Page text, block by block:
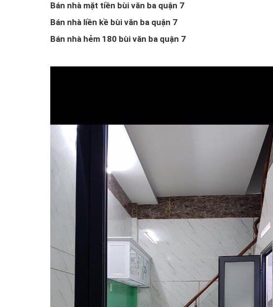
Bán nhà mặt tiền bùi văn ba quận 7
Bán nhà liền kề bùi văn ba quận 7
Bán nhà hẻm 180 bùi văn ba quận 7